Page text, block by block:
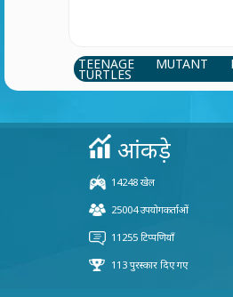
TEENAGE MUTANT
TURTLES